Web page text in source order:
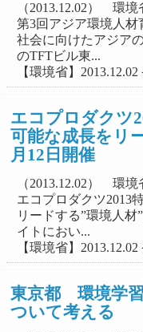
（2013.12.02） 環
第3回アジア環境人
社会に向けたアジア
のTFTビル東...
【環境省】2013.12.02
エコプロダクツ
可能な成長をリ
月12日開催
（2013.12.02） 環
エコプロダクツ2013
リードする”環境人
イトにおい...
【環境省】2013.12.02
東京都 環境学
ついて考える